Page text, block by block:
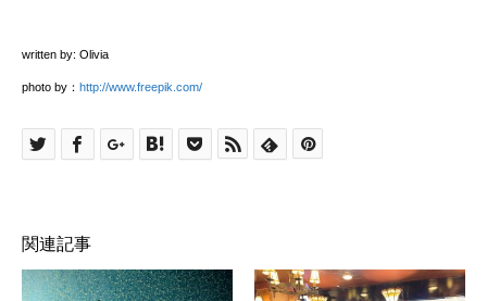
written by: Olivia
photo by： http://www.freepik.com/
関連記事